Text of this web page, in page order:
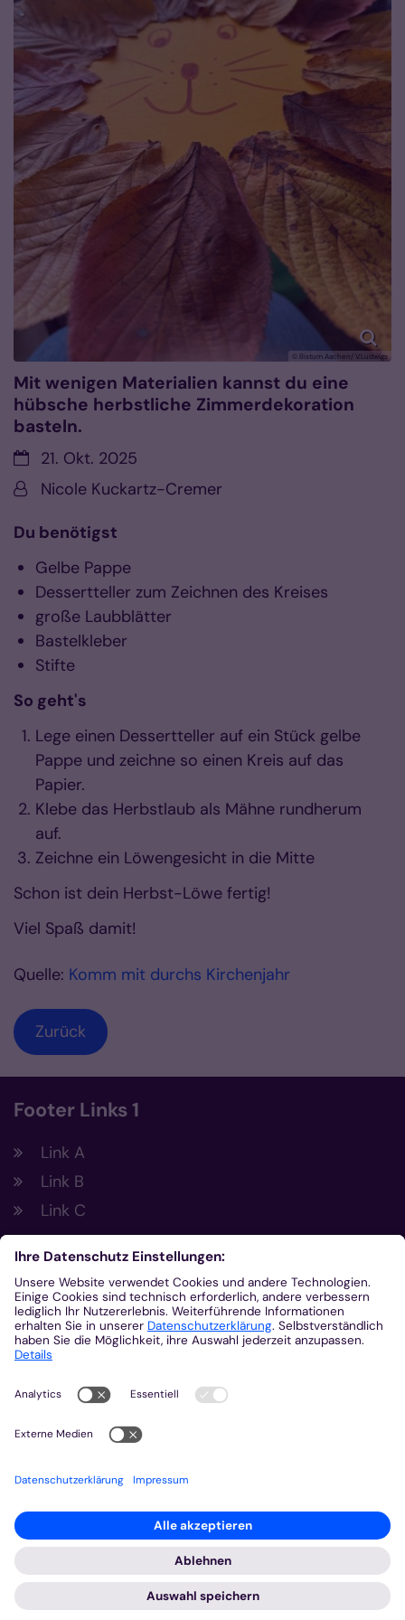
© Bistum Aachen/ V.Ludwigs
Mit wenigen Materialien kannst du eine
hübsche herbstliche Zimmerdekoration
basteln.
Datum:21. Okt. 2025
Von:Nicole Kuckartz-Cremer
Du benötigst
Gelbe Pappe
Dessertteller zum Zeichnen des Kreises
große Laubblätter
Bastelkleber
Stifte
So geht's
Lege einen Dessertteller auf ein Stück gelbe
Pappe und zeichne so einen Kreis auf das
Papier.
Klebe das Herbstlaub als Mähne rundherum
auf.
Zeichne ein Löwengesicht in die Mitte
Schon ist dein Herbst-Löwe fertig!
Viel Spaß damit!
Quelle: Komm mit durchs Kirchenjahr
Zurück
Footer Links 1
Link A
Link B
Link C
Footer Links 2
Link A
Link B
Link C
Kontakt
Gemeinsam.Vernetzt.Digital
Domplatz
55116 Mainz
© Bistum Aachen
Impressum
Datenschutzerklärung